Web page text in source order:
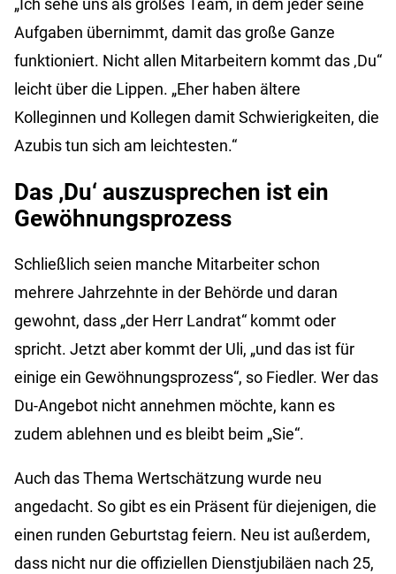
Aufgaben übernimmt, damit das große Ganze
funktioniert. Nicht allen Mitarbeitern kommt das ‚Du“
leicht über die Lippen. „Eher haben ältere
Kolleginnen und Kollegen damit Schwierigkeiten, die
Azubis tun sich am leichtesten.“
Das ‚Du‘ auszusprechen ist ein
Gewöhnungsprozess
Schließlich seien manche Mitarbeiter schon
mehrere Jahrzehnte in der Behörde und daran
gewohnt, dass „der Herr Landrat“ kommt oder
spricht. Jetzt aber kommt der Uli, „und das ist für
einige ein Gewöhnungsprozess“, so Fiedler. Wer das
Du-Angebot nicht annehmen möchte, kann es
zudem ablehnen und es bleibt beim „Sie“.
Auch das Thema Wertschätzung wurde neu
angedacht. So gibt es ein Präsent für diejenigen, die
einen runden Geburtstag feiern. Neu ist außerdem,
dass nicht nur die offiziellen Dienstjubiläen nach 25,